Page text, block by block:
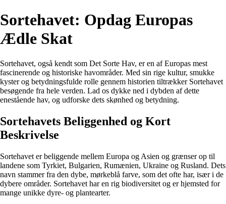
Sortehavet: Opdag Europas
Ædle Skat
Sortehavet, også kendt som Det Sorte Hav, er en af Europas mest
fascinerende og historiske havområder. Med sin rige kultur, smukke
kyster og betydningsfulde rolle gennem historien tiltrækker Sortehavet
besøgende fra hele verden. Lad os dykke ned i dybden af dette
enestående hav, og udforske dets skønhed og betydning.
Sortehavets Beliggenhed og Kort
Beskrivelse
Sortehavet er beliggende mellem Europa og Asien og grænser op til
landene som Tyrkiet, Bulgarien, Rumænien, Ukraine og Rusland. Dets
navn stammer fra den dybe, mørkeblå farve, som det ofte har, især i de
dybere områder. Sortehavet har en rig biodiversitet og er hjemsted for
mange unikke dyre- og plantearter.